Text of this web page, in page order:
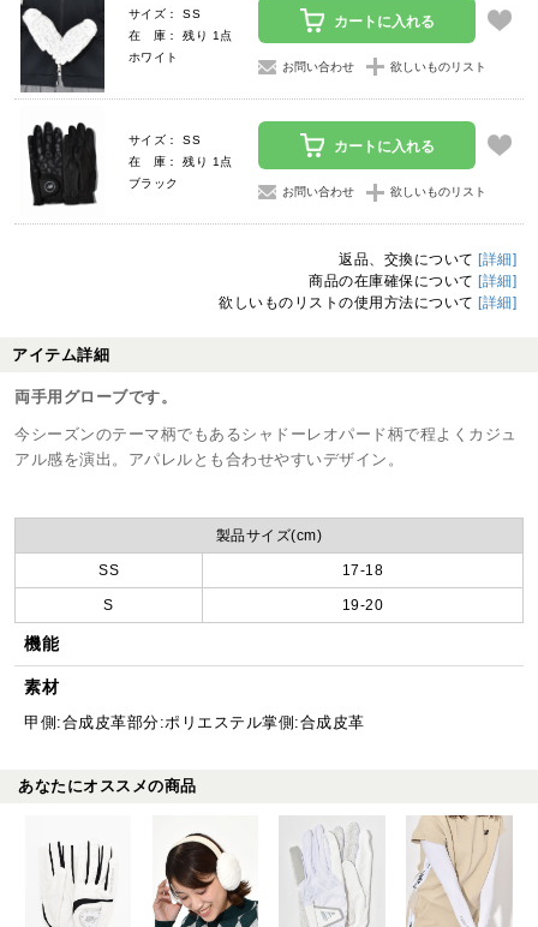
サイズ： SS
在 庫： 残り 1点
ホワイト
カートに入れる
お問い合わせ 欲しいものリスト
サイズ： SS
在 庫： 残り 1点
ブラック
カートに入れる
お問い合わせ 欲しいものリスト
返品、交換について [詳細]
商品の在庫確保について [詳細]
欲しいものリストの使用方法について [詳細]
アイテム詳細
両手用グローブです。
今シーズンのテーマ柄でもあるシャドーレオパード柄で程よくカジュ
アル感を演出。アパレルとも合わせやすいデザイン。
製品サイズ(cm)
SS 17-18
S 19-20
機能
素材
甲側:合成皮革部分:ポリエステル掌側:合成皮革
あなたにオススメの商品